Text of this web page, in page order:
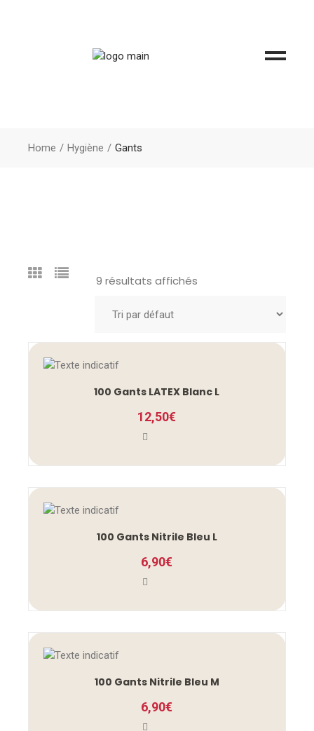
Home Hygiène Gants
9 résultats affichés
100 Gants LATEX Blanc L
12,50€
100 Gants Nitrile Bleu L
6,90€
100 Gants Nitrile Bleu M
6,90€